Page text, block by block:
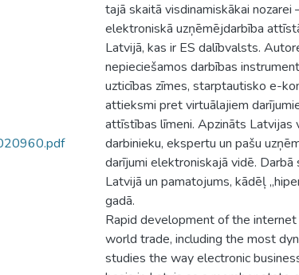
tajā skaitā visdinamiskākai nozarei
elektroniskā uzņēmējdarbība
Latvijā, kas ir ES dalībvalsts.
nepieciešamos darbības
uzticības zīmes, starptautisko e-
attieksmi pret virtuālajiem
attīstības līmeni. Apzināts
darbinieku, ekspertu un pašu
darījumi elektroniskajā vidē.
Latvijā un pamatojums, kādēļ
gadā.
Rapid development of the
world trade, including the most
studies the way electronic